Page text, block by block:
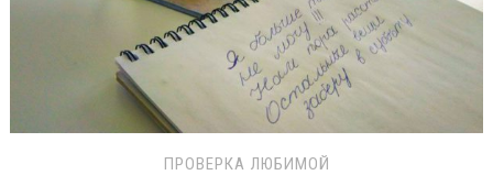
ПРОВЕРКА ЛЮБИМОЙ